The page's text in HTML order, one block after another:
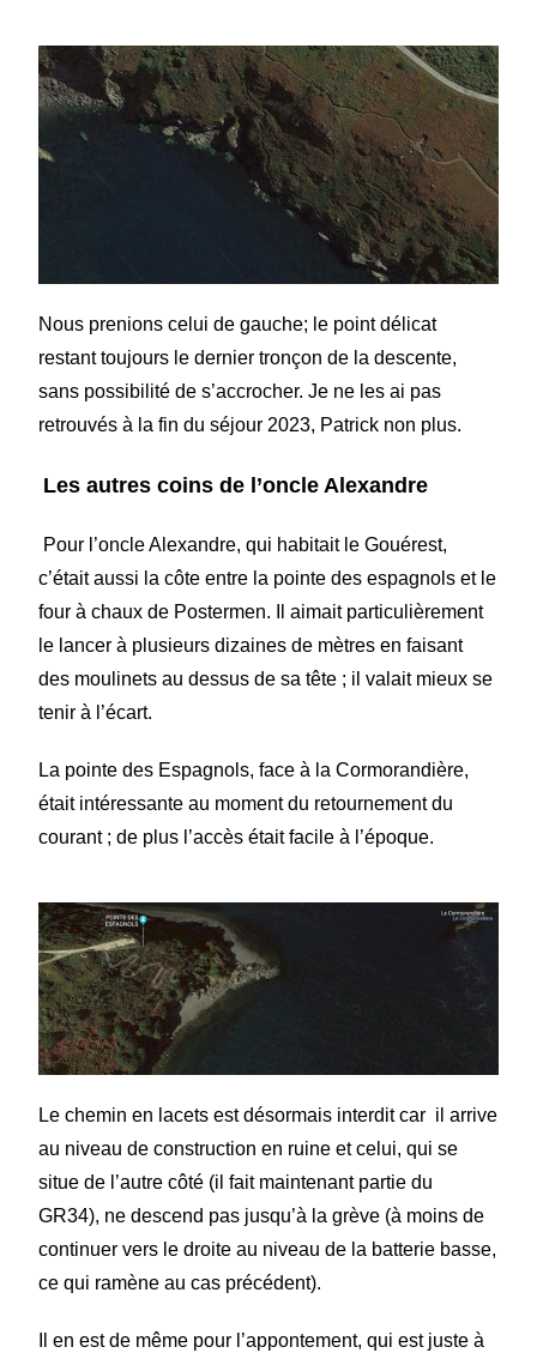
Nous prenions celui de gauche; le point délicat
restant toujours le dernier tronçon de la descente,
sans possibilité de s’accrocher. Je ne les ai pas
retrouvés à la fin du séjour 2023, Patrick non plus.
Les autres coins de l’oncle Alexandre
Pour l’oncle Alexandre, qui habitait le Gouérest,
c’était aussi la côte entre la pointe des espagnols et le
four à chaux de Postermen. Il aimait particulièrement
le lancer à plusieurs dizaines de mètres en faisant
des moulinets au dessus de sa tête ; il valait mieux se
tenir à l’écart.
La pointe des Espagnols, face à la Cormorandière,
était intéressante au moment du retournement du
courant ; de plus l’accès était facile à l’époque.
Le chemin en lacets est désormais interdit car il arrive
au niveau de construction en ruine et celui, qui se
situe de l’autre côté (il fait maintenant partie du
GR34), ne descend pas jusqu’à la grève (à moins de
continuer vers le droite au niveau de la batterie basse,
ce qui ramène au cas précédent).
Il en est de même pour l’appontement, qui est juste à